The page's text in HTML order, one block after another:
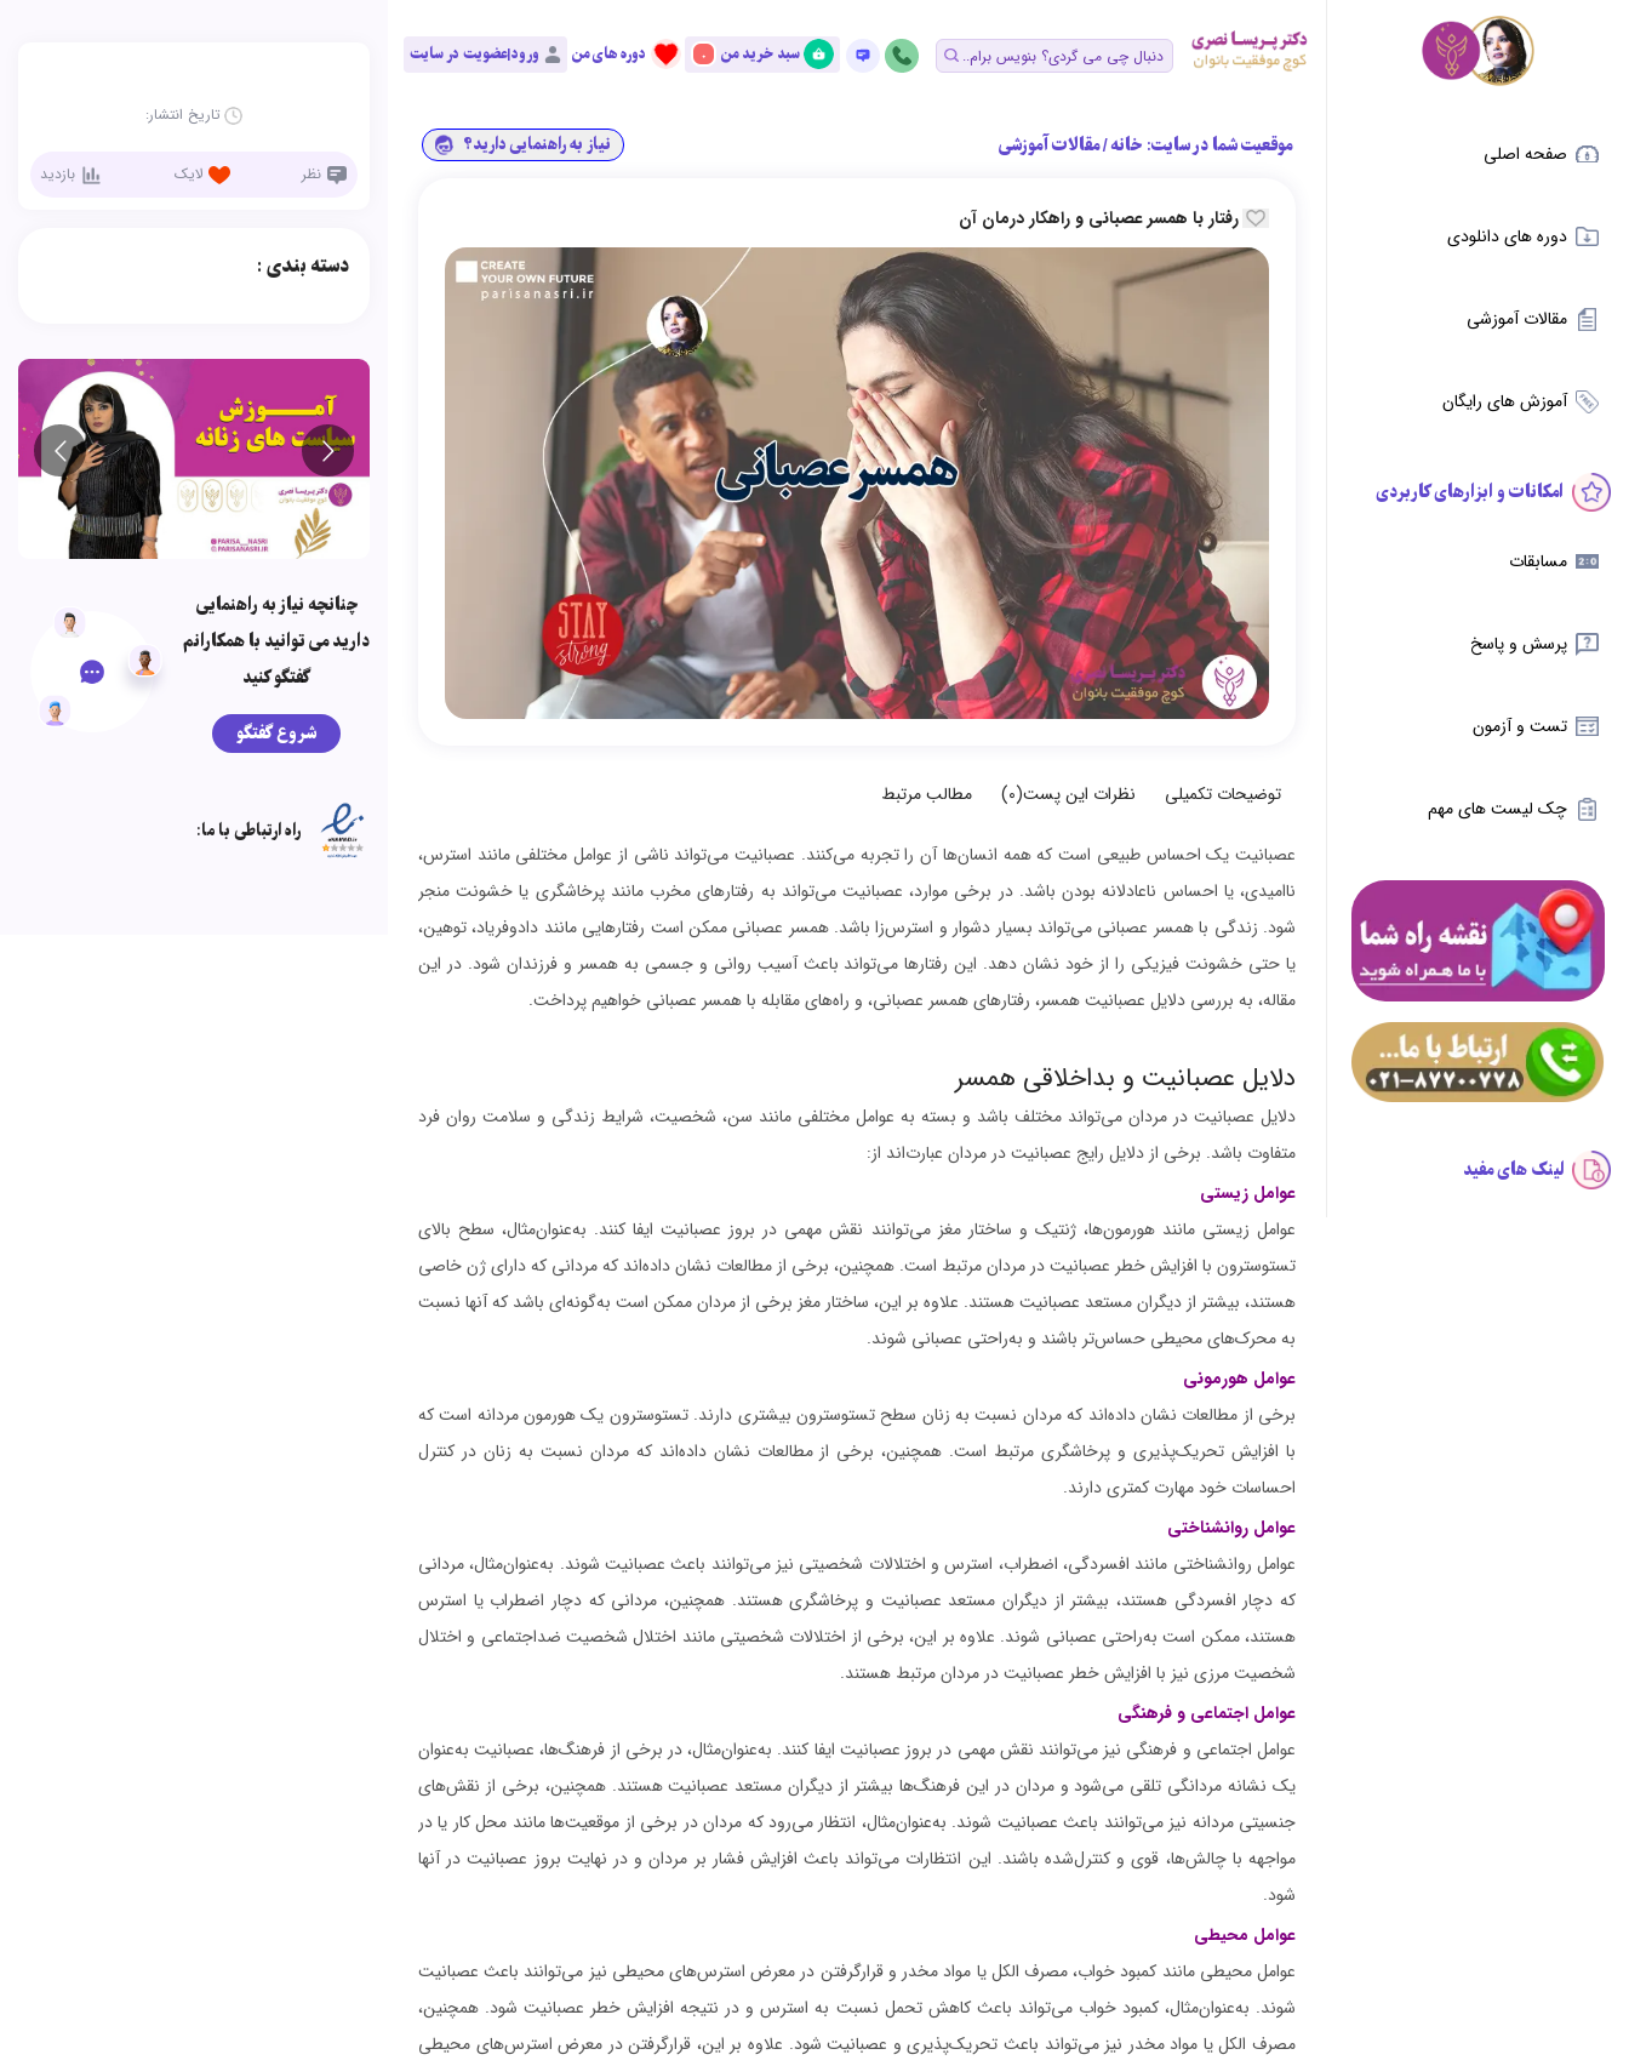
صفحه اصلی
دوره های دانلودی
مقالات آموزشی
آموزش های رایگان
امکانات و ابزارهای کاربردی
مسابقات
پرسش و پاسخ
تست و آزمون
چک لیست های مهم
لینک های مفید
سبد خرید من 0 دوره های من ورود|عضویت در سایت
موقعیت شما در سایت: خانه/مقالات آموزشی نیاز به راهنمایی دارید؟
رفتار با همسر عصبانی و راهکار درمان آن
توضیحات تکمیلی نظرات این پست(0
) مطالب مرتبط
عصبانیت یک احساس طبیعی است که همه انسان‌ها آن را تجربه می‌کنند. عصبانیت می‌تواند ناشی از عوامل مختلفی مانند استرس،
ناامیدی، یا احساس ناعادلانه بودن باشد. در برخی موارد، عصبانیت می‌تواند به رفتارهای مخرب مانند پرخاشگری یا خشونت منجر
شود. زندگی با همسر عصبانی می‌تواند بسیار دشوار و استرس‌زا باشد. همسر عصبانی ممکن است رفتارهایی مانند دادوفریاد، توهین،
یا حتی خشونت فیزیکی را از خود نشان دهد. این رفتارها می‌تواند باعث آسیب روانی و جسمی به همسر و فرزندان شود. در این
مقاله، به بررسی دلایل عصبانیت همسر، رفتارهای همسر عصبانی، و راه‌های مقابله با همسر عصبانی خواهیم پرداخت.
دلایل عصبانیت و بداخلاقی همسر
دلایل عصبانیت در مردان می‌تواند مختلف باشد و بسته به عوامل مختلفی مانند سن، شخصیت، شرایط زندگی و سلامت روان فرد
متفاوت باشد. برخی از دلایل رایج عصبانیت در مردان عبارت‌اند از:
عوامل زیستی
عوامل زیستی مانند هورمون‌ها، ژنتیک و ساختار مغز می‌توانند نقش مهمی در بروز عصبانیت ایفا کنند. به‌عنوان‌مثال، سطح بالای
تستوسترون با افزایش خطر عصبانیت در مردان مرتبط است. همچنین، برخی از مطالعات نشان داده‌اند که مردانی که دارای ژن خاصی
هستند، بیشتر از دیگران مستعد عصبانیت هستند. علاوه بر این، ساختار مغز برخی از مردان ممکن است به‌گونه‌ای باشد که آنها نسبت
به محرک‌های محیطی حساس‌تر باشند و به‌راحتی عصبانی شوند.
عوامل هورمونی
برخی از مطالعات نشان داده‌اند که مردان نسبت به زنان سطح تستوسترون بیشتری دارند. تستوسترون یک هورمون مردانه است که
با افزایش تحریک‌پذیری و پرخاشگری مرتبط است. همچنین، برخی از مطالعات نشان داده‌اند که مردان نسبت به زنان در کنترل
احساسات خود مهارت کمتری دارند.
عوامل روانشناختی
عوامل روانشناختی مانند افسردگی، اضطراب، استرس و اختلالات شخصیتی نیز می‌توانند باعث عصبانیت شوند. به‌عنوان‌مثال، مردانی
که دچار افسردگی هستند، بیشتر از دیگران مستعد عصبانیت و پرخاشگری هستند. همچنین، مردانی که دچار اضطراب یا استرس
هستند، ممکن است به‌راحتی عصبانی شوند. علاوه بر این، برخی از اختلالات شخصیتی مانند اختلال شخصیت ضداجتماعی و اختلال
شخصیت مرزی نیز با افزایش خطر عصبانیت در مردان مرتبط هستند.
عوامل اجتماعی و فرهنگی
عوامل اجتماعی و فرهنگی نیز می‌توانند نقش مهمی در بروز عصبانیت ایفا کنند. به‌عنوان‌مثال، در برخی از فرهنگ‌ها، عصبانیت به‌عنوان
یک نشانه مردانگی تلقی می‌شود و مردان در این فرهنگ‌ها بیشتر از دیگران مستعد عصبانیت هستند. همچنین، برخی از نقش‌های
جنسیتی مردانه نیز می‌توانند باعث عصبانیت شوند. به‌عنوان‌مثال، انتظار می‌رود که مردان در برخی از موقعیت‌ها مانند محل کار یا در
مواجهه با چالش‌ها، قوی و کنترل‌شده باشند. این انتظارات می‌تواند باعث افزایش فشار بر مردان و در نهایت بروز عصبانیت در آنها
شود.
عوامل محیطی
عوامل محیطی مانند کمبود خواب، مصرف الکل یا مواد مخدر و قرارگرفتن در معرض استرس‌های محیطی نیز می‌توانند باعث عصبانیت
شوند. به‌عنوان‌مثال، کمبود خواب می‌تواند باعث کاهش تحمل نسبت به استرس و در نتیجه افزایش خطر عصبانیت شود. همچنین،
مصرف الکل یا مواد مخدر نیز می‌تواند باعث تحریک‌پذیری و عصبانیت شود. علاوه بر این، قرارگرفتن در معرض استرس‌های محیطی
تاریخ انتشار:
نظر لایک بازدید
دسته بندی :
چنانچه نیاز به راهنمایی
دارید می توانید با همکارانم
گفتگو کنید
شروع گفتگو
راه ارتباطی با ما: